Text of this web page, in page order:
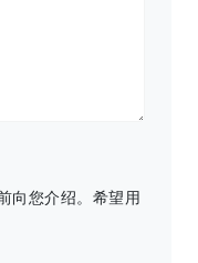
向您介绍。希望用